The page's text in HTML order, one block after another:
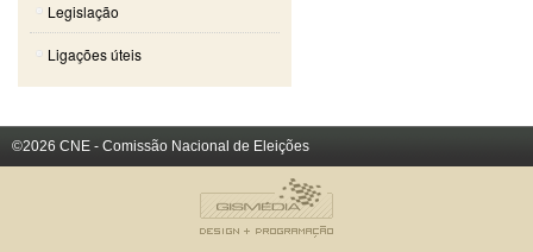
Legislação
Ligações úteis
©2026 CNE - Comissão Nacional de Eleições